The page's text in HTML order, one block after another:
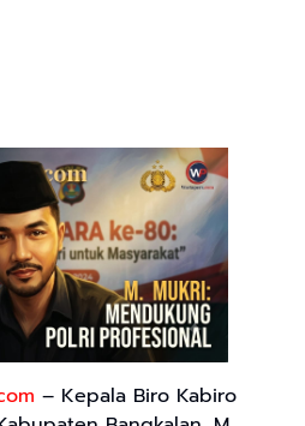
– Kepala Biro Kabiro